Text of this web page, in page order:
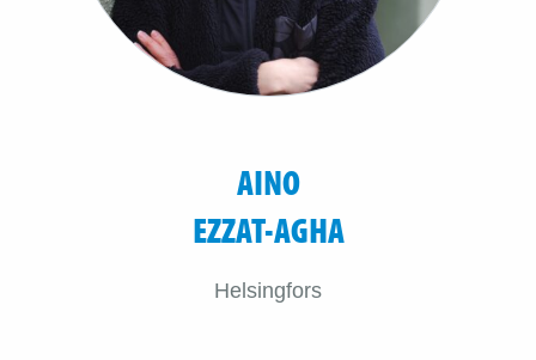
AINO
EZZAT-AGHA
Helsingfors